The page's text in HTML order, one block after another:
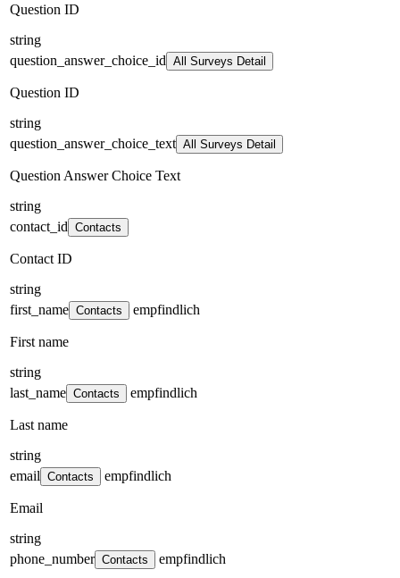
Question ID
string
question_answer_choice_id All Surveys Detail
Question ID
string
question_answer_choice_text All Surveys Detail
Question Answer Choice Text
string
contact_id Contacts
Contact ID
string
first_name Contacts empfindlich
First name
string
last_name Contacts empfindlich
Last name
string
email Contacts empfindlich
Email
string
phone_number Contacts empfindlich